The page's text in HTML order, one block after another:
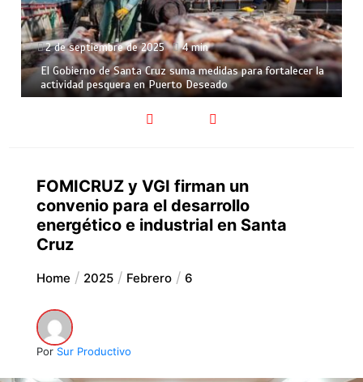
2 de septiembre de 2025 4 min
El Gobierno de Santa Cruz suma medidas para fortalecer la
actividad pesquera en Puerto Deseado
FOMICRUZ y VGI firman un
convenio para el desarrollo
energético e industrial en Santa
Cruz
Home 2025 Febrero 6
Por Sur Productivo